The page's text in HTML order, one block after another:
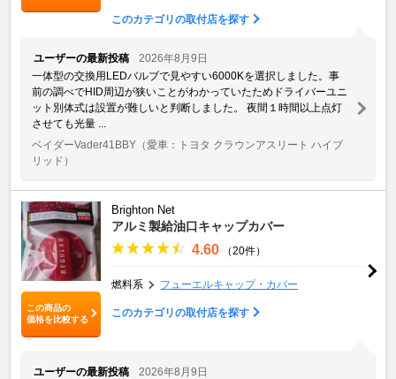
このカテゴリの取付店を探す
ユーザーの最新投稿
2026年8月9日
一体型の交換用LEDバルブで見やすい6000Kを選択しました。事
前の調べでHID周辺が狭いことがわかっていたためドライバーユニ
ット別体式は設置が難しいと判断しました。 夜間１時間以上点灯
させても光量 ...
ベイダーVader41BBY （愛車：トヨタ クラウンアスリート ハイブ
リッド）
この商品の
価格を比較する
Brighton Net
アルミ製給油口キャップカバー
4.60 （20件）
燃料系 フューエルキャップ・カバー
このカテゴリの取付店を探す
ユーザーの最新投稿
2026年8月9日